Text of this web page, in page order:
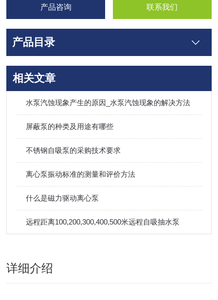
产品咨询 联系我们
产品目录
相关文章
水泵汽蚀现象产生的原因_水泵汽蚀现象的解决方法
屏蔽泵的种类及用途有哪些
不锈钢自吸泵的采购技术要求
离心泵振动标准的测量和评价方法
什么是磁力驱动离心泵
远程距离100,200,300,400,500米远程自吸抽水泵
详细介绍